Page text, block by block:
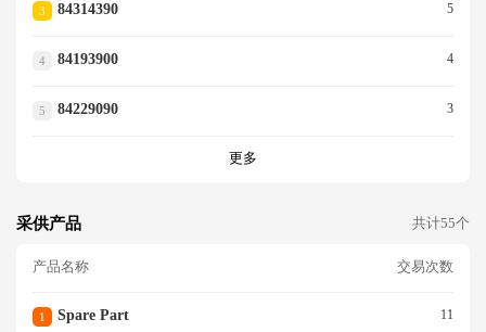
3 84314390 5
4 84193900 4
5 84229090 3
更多
采供产品 共计55个
产品名称 交易次数
1 Spare Part 11